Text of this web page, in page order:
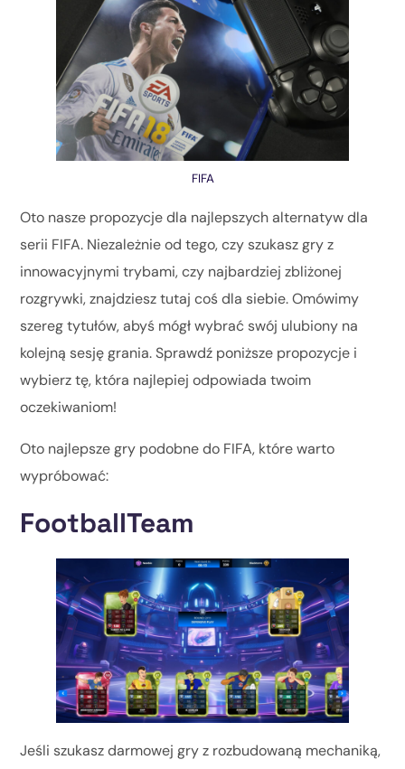
FIFA
Oto nasze propozycje dla najlepszych alternatyw dla
serii FIFA. Niezależnie od tego, czy szukasz gry z
innowacyjnymi trybami, czy najbardziej zbliżonej
rozgrywki, znajdziesz tutaj coś dla siebie. Omówimy
szereg tytułów, abyś mógł wybrać swój ulubiony na
kolejną sesję grania. Sprawdź poniższe propozycje i
wybierz tę, która najlepiej odpowiada twoim
oczekiwaniom!
Oto najlepsze gry podobne do FIFA, które warto
wypróbować:
FootballTeam
Jeśli szukasz darmowej gry z rozbudowaną mechaniką,